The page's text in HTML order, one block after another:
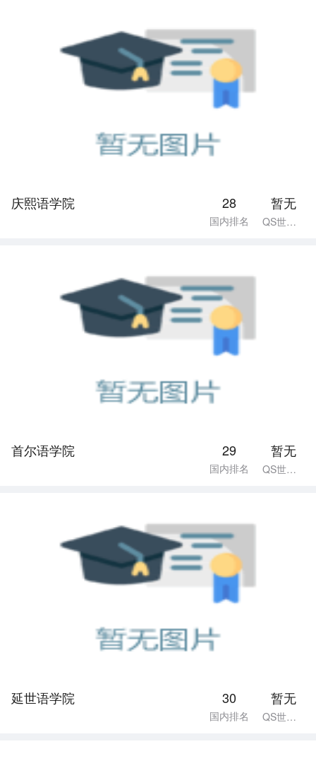
庆熙语学院 暂无
QS世界排名
28
国内排名
首尔语学院 暂无
QS世界排名
29
国内排名
延世语学院 暂无
QS世界排名
30
国内排名